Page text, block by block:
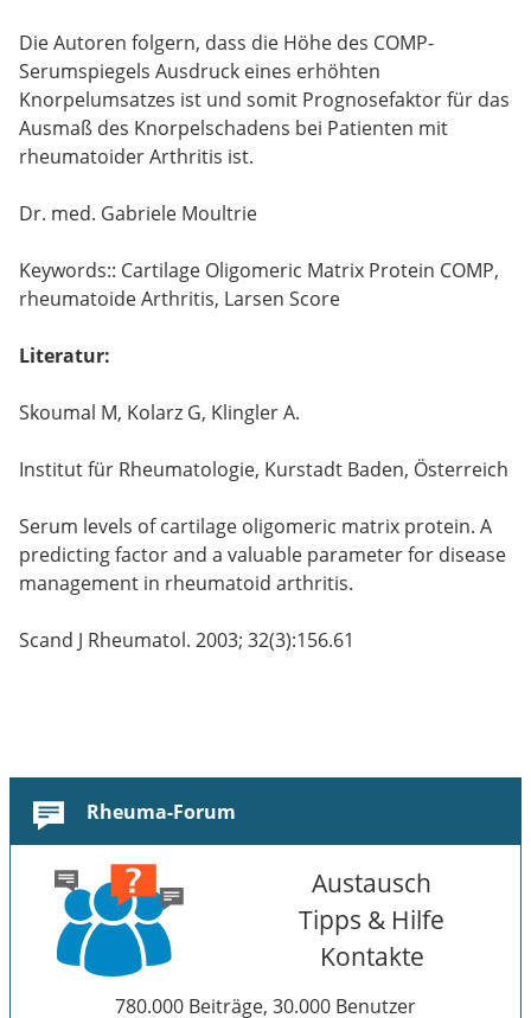
Die Autoren folgern, dass die Höhe des COMP-
Serumspiegels Ausdruck eines erhöhten
Knorpelumsatzes ist und somit Prognosefaktor für das
Ausmaß des Knorpelschadens bei Patienten mit
rheumatoider Arthritis ist.
Dr. med. Gabriele Moultrie
Keywords:: Cartilage Oligomeric Matrix Protein COMP,
rheumatoide Arthritis, Larsen Score
Literatur:
Skoumal M, Kolarz G, Klingler A.
Institut für Rheumatologie, Kurstadt Baden, Österreich
Serum levels of cartilage oligomeric matrix protein. A
predicting factor and a valuable parameter for disease
management in rheumatoid arthritis.
Scand J Rheumatol. 2003; 32(3):156.61
Rheuma-Forum
Austausch
Tipps & Hilfe
Kontakte
780.000 Beiträge, 30.000 Benutzer